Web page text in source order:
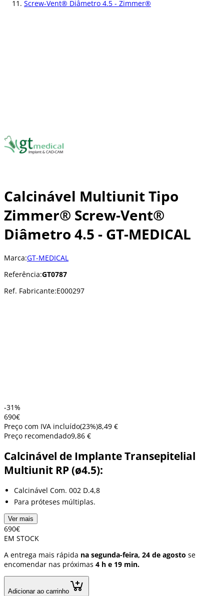
Screw-Vent® Diâmetro 4.5 - Zimmer®
Calcinável Multiunit Tipo
Zimmer® Screw-Vent®
Diâmetro 4.5 - GT-MEDICAL
Marca:GT-MEDICAL
Referência:GT0787
Ref. Fabricante:E000297
-31%
690€
Preço com IVA incluído(23%)8,49 €
Preço recomendado9,86 €
Calcinável de Implante Transepitelial
Multiunit RP (ø4.5):
Calcinável Com. 002 D.4,8
Para próteses múltiplas.
Ver mais
690€
EM STOCK
A entrega mais rápida na segunda-feira, 24 de agosto se
encomendar nas próximas 4 h e 19 min.
Adicionar ao carrinho